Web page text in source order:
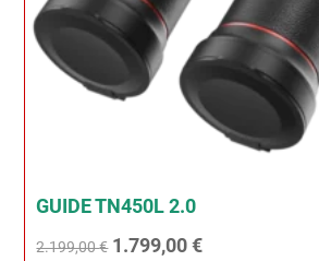
GUIDE TN450L 2.0
2.199,00€ Ursprünglicher
1.799,00€Aktueller